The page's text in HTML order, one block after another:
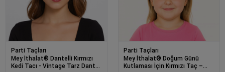
Parti Taçları
Mey İthalat® Dantelli Kırmızı
Kedi Tacı - Vintage Tarz Dantel
Parti Taçları
Mey İthalat® Doğum Günü
Kutlaması İçin Kırmızı Taç –